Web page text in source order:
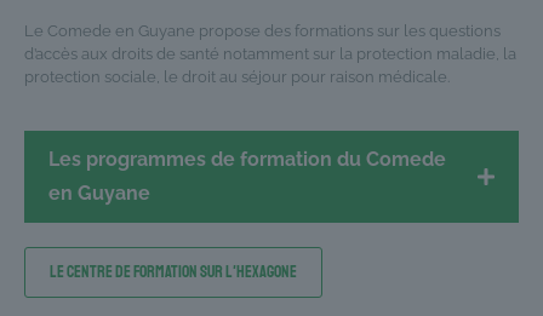
Le Comede en Guyane propose des formations sur les questions
d’accès aux droits de santé notamment sur la protection maladie, la
protection sociale, le droit au séjour pour raison médicale.
Les programmes de formation du Comede
en Guyane
Le Centre de formation sur l'Hexagone